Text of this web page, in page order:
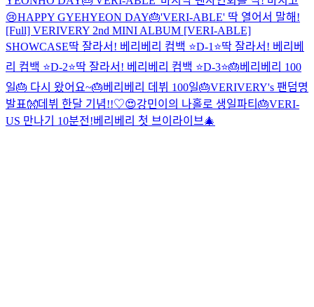
😢HAPPY GYEHYEON DAY🎂'VERI-ABLE' 딱 열어서 말해!
[Full] VERIVERY 2nd MINI ALBUM [VERI-ABLE]
SHOWCASE딱 잘라서! 베리베리 컴백 ⭐D-1⭐딱 잘라서! 베리베
리 컴백 ⭐D-2⭐딱 잘라서! 베리베리 컴백 ⭐D-3⭐🎂베리베리 100
일🎂 다시 왔어요~🎂베리베리 데뷔 100일🎂VERIVERY's 팬덤명
발표👐데뷔 한달 기념!!♡😍강민이의 나홀로 생일파티🎂VERI-
US 만나기 10분전!베리베리 첫 브이라이브🎄